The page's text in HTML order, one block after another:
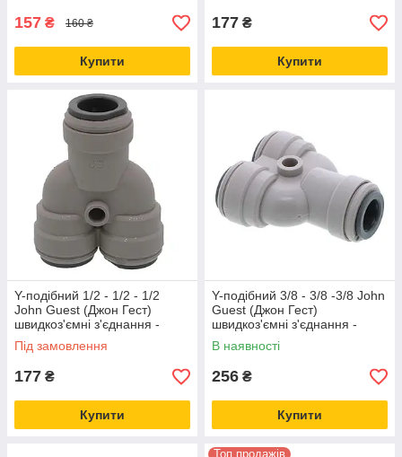
157 ₴ 160 ₴
Купити
177 ₴
Купити
Y-подібний 1/2 - 1/2 - 1/2
John Guest (Джон Гест)
швидкоз'ємні з'єднання -
фітинги PI2316S
Під замовлення
177 ₴
Купити
Y-подібний 3/8 - 3/8 -3/8 John
Guest (Джон Гест)
швидкоз'ємні з'єднання -
фітинги PI2312S
В наявності
256 ₴
Купити
Топ продажів